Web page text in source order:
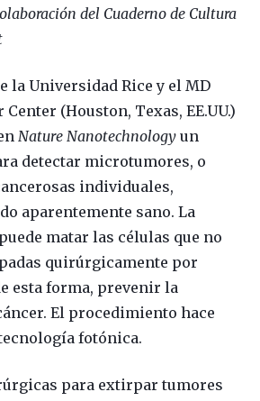
del Cuaderno de Cultura
la Universidad Rice y el MD
(Houston, Texas, EE.UU.)
Nature Nanotechnology un
detectar microtumores, o
individuales,
aparentemente sano. La
matar las células que no
quirúrgicamente por
esta forma, prevenir la
El procedimiento hace
fotónica.
para extirpar tumores